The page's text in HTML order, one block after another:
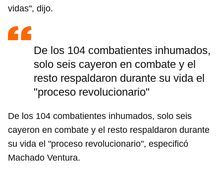
vidas", dijo.
De los 104 combatientes inhumados,
solo seis cayeron en combate y el
resto respaldaron durante su vida el
"proceso revolucionario"
De los 104 combatientes inhumados, solo seis
cayeron en combate y el resto respaldaron durante
su vida el "proceso revolucionario", especificó
Machado Ventura.